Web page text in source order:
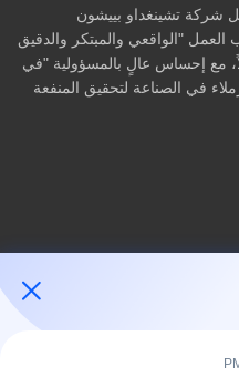
شركة تشينغداو بييشون
العمل "الواقعي والمبتكر والدقيق
مع إحساس عالٍ بالمسؤولية "في
في الصناعة لتحقيق المنفعة